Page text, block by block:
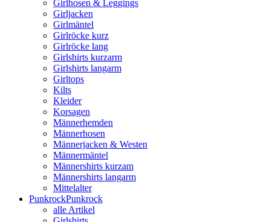
Girlhosen & Leggings
Girljacken
Girlmäntel
Girlröcke kurz
Girlröcke lang
Girlshirts kurzarm
Girlshirts langarm
Girltops
Kilts
Kleider
Korsagen
Männerhemden
Männerhosen
Männerjacken & Westen
Männermäntel
Männershirts kurzam
Männershirts langarm
Mittelalter
PunkrockPunkrock
alle Artikel